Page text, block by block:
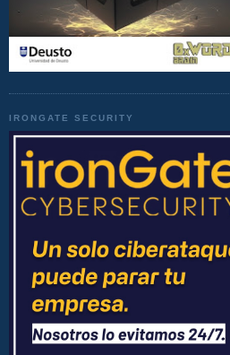
IRONGATE SECURITY